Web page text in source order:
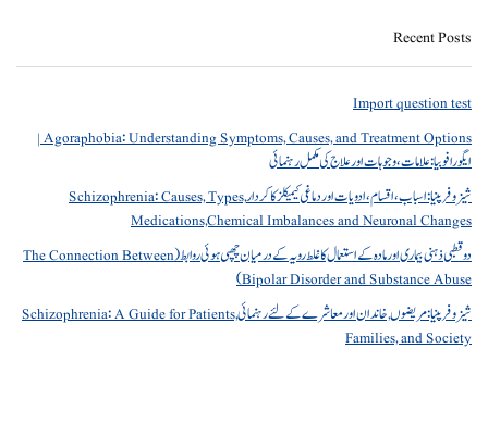
Recent Posts
Import question test
Agoraphobia: Understanding Symptoms, Causes, and Treatment Options |
ایگورافوبیا: علامات، وجوہات اور علاج کی مکمل رہنمائی
شیزوفرینیا: اسباب، اقسام، ادویات اور دماغی کیمیکلز کا کردار Schizophrenia: Causes, Types,
Medications,Chemical Imbalances and Neuronal Changes
دو قطبی ذہنی بیماری اور مادہ کے استعمال کا غلط رویہ کے درمیان چھپی ہوئی روابط (The Connection Between
Bipolar Disorder and Substance Abuse)
شیزوفرینیا: مریضوں, خاندان اور معاشرے کے لئے رہنمائی Schizophrenia: A Guide for Patients,
Families, and Society